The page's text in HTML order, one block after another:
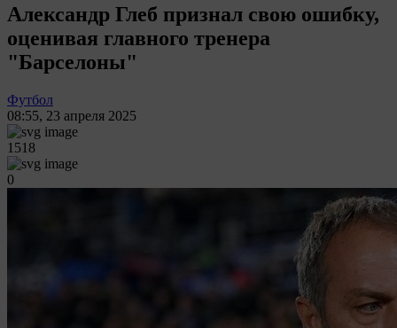
Александр Глеб признал свою ошибку,
оценивая главного тренера
"Барселоны"
Футбол
08:55, 23 апреля 2025
1518
0